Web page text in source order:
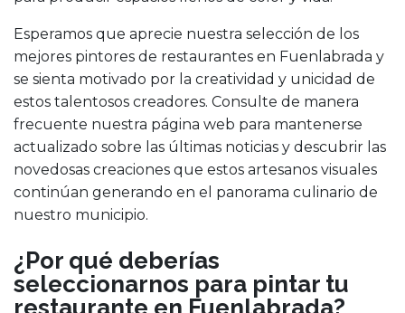
Esperamos que aprecie nuestra selección de los
mejores pintores de restaurantes en Fuenlabrada y
se sienta motivado por la creatividad y unicidad de
estos talentosos creadores. Consulte de manera
frecuente nuestra página web para mantenerse
actualizado sobre las últimas noticias y descubrir las
novedosas creaciones que estos artesanos visuales
continúan generando en el panorama culinario de
nuestro municipio.
¿Por qué deberías
seleccionarnos para pintar tu
restaurante en Fuenlabrada?